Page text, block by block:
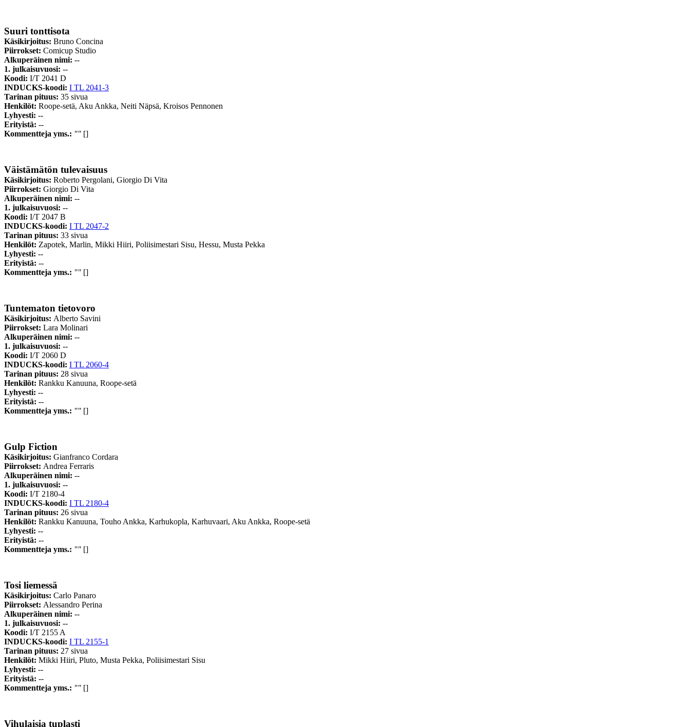
Suuri tonttisota
Käsikirjoitus: Bruno Concina
Piirrokset: Comicup Studio
Alkuperäinen nimi: --
1. julkaisuvuosi: --
Koodi: I/T 2041 D
INDUCKS-koodi: I TL 2041-3
Tarinan pituus: 35 sivua
Henkilöt: Roope-setä, Aku Ankka, Neiti Näpsä, Kroisos Pennonen
Lyhyesti: --
Erityistä: --
Kommentteja yms.: "" []
Väistämätön tulevaisuus
Käsikirjoitus: Roberto Pergolani, Giorgio Di Vita
Piirrokset: Giorgio Di Vita
Alkuperäinen nimi: --
1. julkaisuvuosi: --
Koodi: I/T 2047 B
INDUCKS-koodi: I TL 2047-2
Tarinan pituus: 33 sivua
Henkilöt: Zapotek, Marlin, Mikki Hiiri, Poliisimestari Sisu, Hessu, Musta Pekka
Lyhyesti: --
Erityistä: --
Kommentteja yms.: "" []
Tuntematon tietovoro
Käsikirjoitus: Alberto Savini
Piirrokset: Lara Molinari
Alkuperäinen nimi: --
1. julkaisuvuosi: --
Koodi: I/T 2060 D
INDUCKS-koodi: I TL 2060-4
Tarinan pituus: 28 sivua
Henkilöt: Rankku Kanuuna, Roope-setä
Lyhyesti: --
Erityistä: --
Kommentteja yms.: "" []
Gulp Fiction
Käsikirjoitus: Gianfranco Cordara
Piirrokset: Andrea Ferraris
Alkuperäinen nimi: --
1. julkaisuvuosi: --
Koodi: I/T 2180-4
INDUCKS-koodi: I TL 2180-4
Tarinan pituus: 26 sivua
Henkilöt: Rankku Kanuuna, Touho Ankka, Karhukopla, Karhuvaari, Aku Ankka, Roope-setä
Lyhyesti: --
Erityistä: --
Kommentteja yms.: "" []
Tosi liemessä
Käsikirjoitus: Carlo Panaro
Piirrokset: Alessandro Perina
Alkuperäinen nimi: --
1. julkaisuvuosi: --
Koodi: I/T 2155 A
INDUCKS-koodi: I TL 2155-1
Tarinan pituus: 27 sivua
Henkilöt: Mikki Hiiri, Pluto, Musta Pekka, Poliisimestari Sisu
Lyhyesti: --
Erityistä: --
Kommentteja yms.: "" []
Vihulaisia tuplasti